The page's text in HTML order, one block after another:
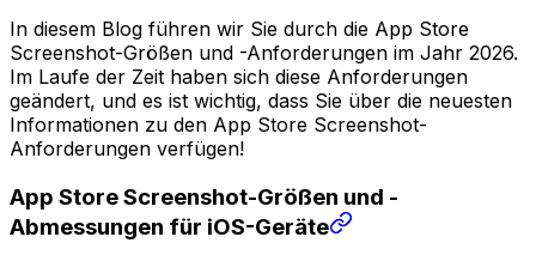
In diesem Blog führen wir Sie durch die App Store
Screenshot-Größen und -Anforderungen im Jahr 2026.
Im Laufe der Zeit haben sich diese Anforderungen
geändert, und es ist wichtig, dass Sie über die neuesten
Informationen zu den App Store Screenshot-
Anforderungen verfügen!
App Store Screenshot-Größen und -
Abmessungen für iOS-Geräte